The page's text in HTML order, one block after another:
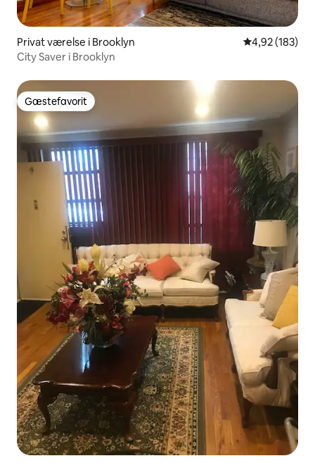
Privat værelse i Brooklyn 4,92 ud af 5 i
4,92 (183)
City Saver i Brooklyn
Gæstefavorit
Gæstefavorit